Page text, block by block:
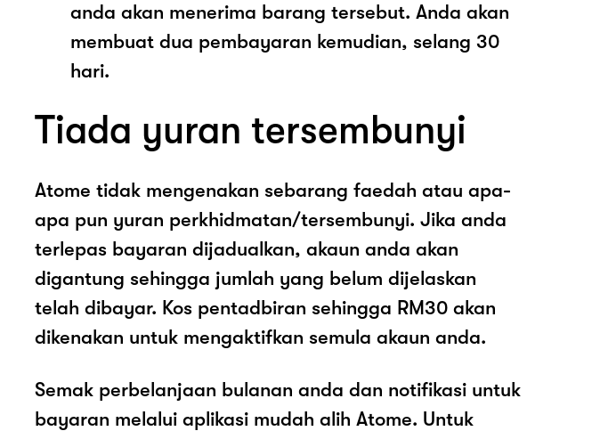
anda akan menerima barang tersebut. Anda akan
membuat dua pembayaran kemudian, selang 30
hari.
Tiada yuran tersembunyi
Atome tidak mengenakan sebarang faedah atau apa-
apa pun yuran perkhidmatan/tersembunyi. Jika anda
terlepas bayaran dijadualkan, akaun anda akan
digantung sehingga jumlah yang belum dijelaskan
telah dibayar. Kos pentadbiran sehingga RM30 akan
dikenakan untuk mengaktifkan semula akaun anda.
Semak perbelanjaan bulanan anda dan notifikasi untuk
bayaran melalui aplikasi mudah alih Atome. Untuk